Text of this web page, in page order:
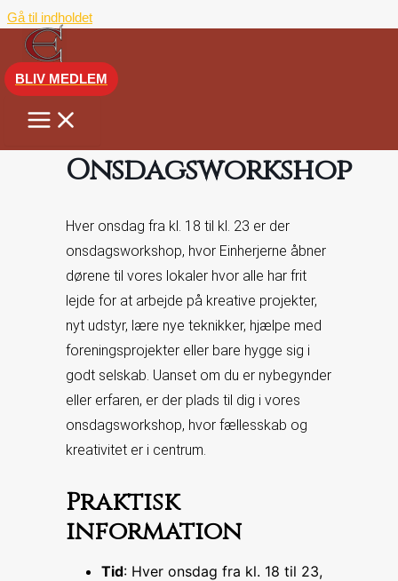
Gå til indholdet
BLIV MEDLEM
Onsdagsworkshop
Hver onsdag fra kl. 18 til kl. 23 er der
onsdagsworkshop, hvor Einherjerne åbner
dørene til vores lokaler hvor alle har frit
lejde for at arbejde på kreative projekter,
nyt udstyr, lære nye teknikker, hjælpe med
foreningsprojekter eller bare hygge sig i
godt selskab. Uanset om du er nybegynder
eller erfaren, er der plads til dig i vores
onsdagsworkshop, hvor fællesskab og
kreativitet er i centrum.
Praktisk
information
Tid: Hver onsdag fra kl. 18 til 23,